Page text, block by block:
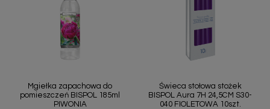
Mgiełka zapachowa do
pomieszczeń BISPOL 185ml
PIWONIA
Świeca stołowa stożek
BISPOL Aura 7H 24,5CM S30-
040 FIOLETOWA 10szt.